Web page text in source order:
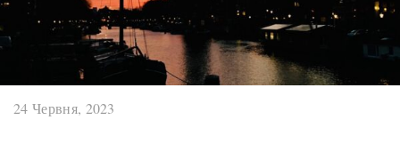
24 Червня, 2023